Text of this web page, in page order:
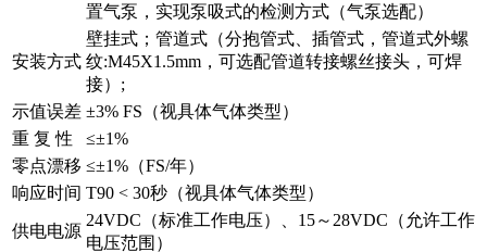
置气泵，实现泵吸式的检测方式（气泵选配）
安装方式
壁挂式；管道式（分抱管式、插管式，管道式外螺
纹:M45X1.5mm，可选配管道转接螺丝接头，可焊
接）;
示值误差 ±3% FS（视具体气体类型）
重 复 性
≤±1%
零点漂移 ≤±1%（FS/年）
响应时间 T90 < 30秒（视具体气体类型）
供电电源
24VDC（标准工作电压）、15～28VDC（允许工作
电压范围）